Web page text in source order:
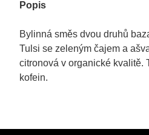
Popis
Bylinná směs dvou druhů
Tulsi se zeleným čajem a
citronová v organické kvalitě.
kofein.